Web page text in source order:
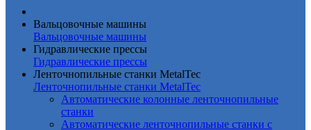
Вальцовочные машины
Вальцовочные машины
Гидравлические прессы
Гидравлические прессы
Ленточнопильные станки MetalTec
Ленточнопильные станки MetalTec
Автоматические колонные ленточнопильные
станки
Автоматические ленточнопильные станки с